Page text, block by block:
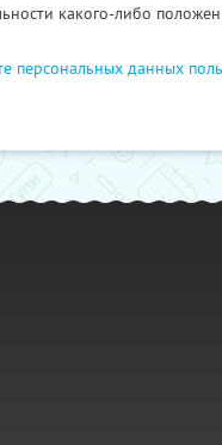
какого-либо
персональных данных